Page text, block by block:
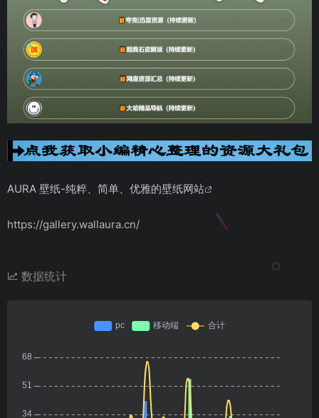
AURA 壁纸-纯粹、简单、优雅的壁纸网站
https://gallery.wallaura.cn/
数据统计